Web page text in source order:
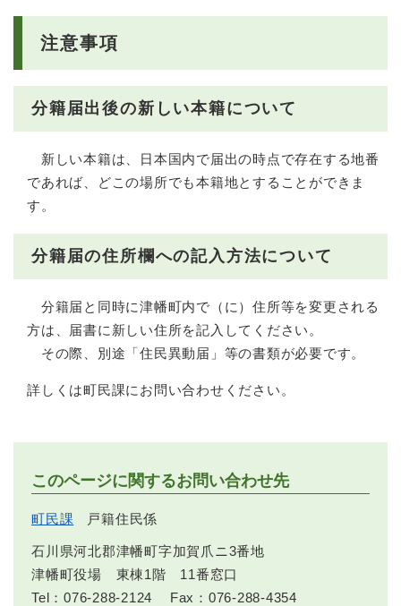
注意事項
分籍届出後の新しい本籍について
新しい本籍は、日本国内で届出の時点で存在する地番
であれば、どこの場所でも本籍地とすることができま
す。
分籍届の住所欄への記入方法について
分籍届と同時に津幡町内で（に）住所等を変更される
方は、届書に新しい住所を記入してください。
その際、別途「住民異動届」等の書類が必要です。
詳しくは町民課にお問い合わせください。
このページに関するお問い合わせ先
町民課 戸籍住民係
石川県河北郡津幡町字加賀爪ニ3番地
津幡町役場 東棟1階 11番窓口
Tel：076-288-2124
Fax：076-288-4354